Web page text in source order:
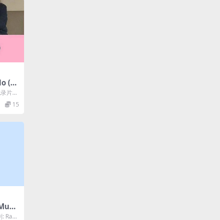
(2
片
: 2
15
: Ran